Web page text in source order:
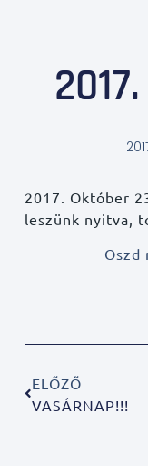
2017. Október
leszünk nyitva,
Oszd
ELŐZŐ
VASÁRNAP!!!